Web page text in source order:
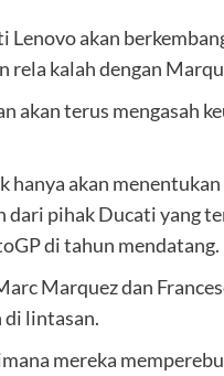
akan
rela kalah dengan
akan terus mengasah
akan
pihak Ducati yang
di tahun mendatang.
Marquez dan
di lintasan.
mereka